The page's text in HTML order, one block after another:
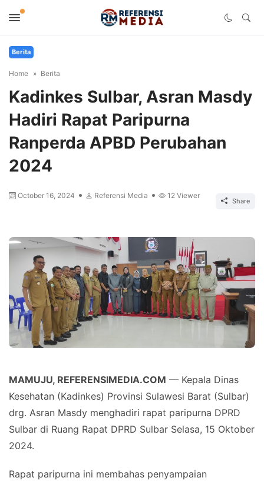
Berita
Home Berita
Kadinkes Sulbar, Asran Masdy
Hadiri Rapat Paripurna
Ranperda APBD Perubahan
2024
October 16, 2024 Referensi Media 12 Viewer
Share
MAMUJU, REFERENSIMEDIA.COM — Kepala Dinas
Kesehatan (Kadinkes) Provinsi Sulawesi Barat (Sulbar)
drg. Asran Masdy menghadiri rapat paripurna DPRD
Sulbar di Ruang Rapat DPRD Sulbar Selasa, 15 Oktober
2024.
Rapat paripurna ini membahas penyampaian